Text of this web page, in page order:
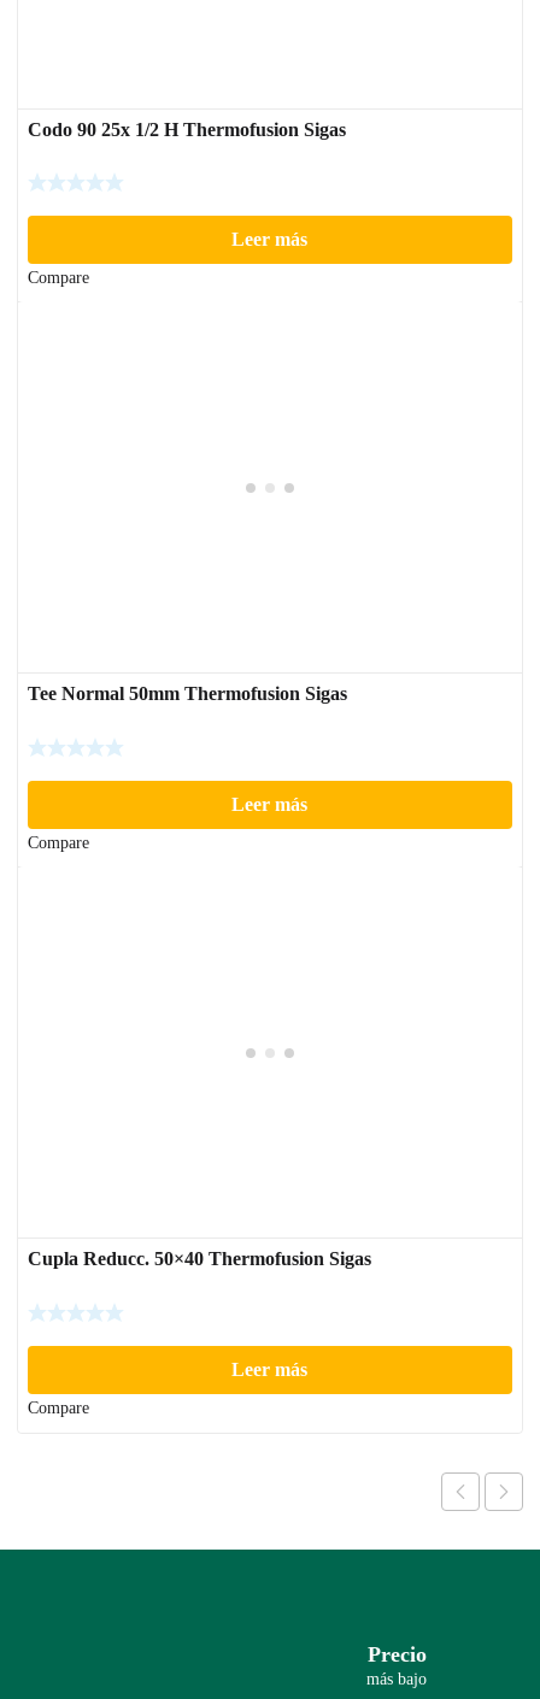
Codo 90 25x 1/2 H Thermofusion Sigas
Leer más
Compare
Tee Normal 50mm Thermofusion Sigas
Leer más
Compare
Cupla Reducc. 50×40 Thermofusion Sigas
Leer más
Compare
Precio
más bajo